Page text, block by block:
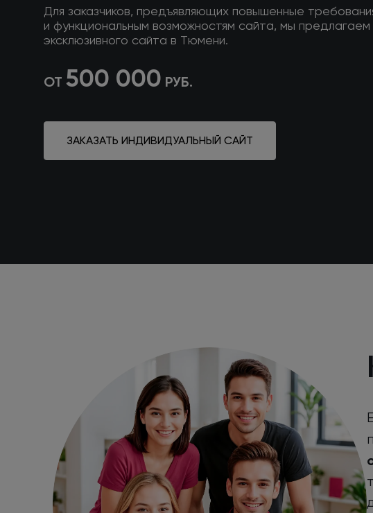
Для заказчиков, предъявляющих повышенные
и функциональным возможностям сайта, мы
эксклюзивного сайта в Тюмени.
ОТ 500 000 РУБ.
ЗАКАЗАТЬ ИНДИВИДУАЛЬНЫЙ САЙТ